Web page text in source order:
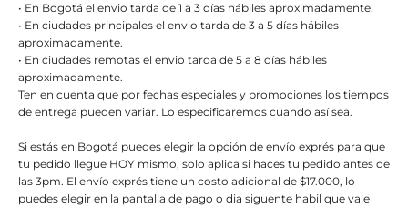
• En Bogotá el envio tarda de 1 a 3 días hábiles aproximadamente.
• En ciudades principales el envio tarda de 3 a 5 días hábiles
aproximadamente.
• En ciudades remotas el envio tarda de 5 a 8 días hábiles
aproximadamente.
Ten en cuenta que por fechas especiales y promociones los tiempos
de entrega pueden variar. Lo especificaremos cuando así sea.
Si estás en Bogotá puedes elegir la opción de envío exprés para que
tu pedido llegue HOY mismo, solo aplica si haces tu pedido antes de
las 3pm. El envío exprés tiene un costo adicional de $17.000, lo
puedes elegir en la pantalla de pago o dia siguente habil que vale